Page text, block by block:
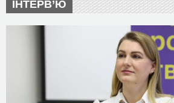
ІНТЕРВ’Ю